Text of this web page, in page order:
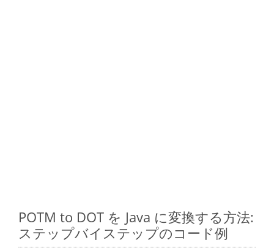
POTM to DOT を Java に変換する方法:
ステップバイステップのコード例